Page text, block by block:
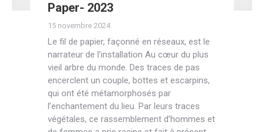
Paper- 2023
15 novembre 2024
Le fil de papier, façonné en réseaux, est le
narrateur de l’installation Au cœur du plus
vieil arbre du monde. Des traces de pas
encerclent un couple, bottes et escarpins,
qui ont été métamorphosés par
l’enchantement du lieu. Par leurs traces
végétales, ce rassemblement d’hommes et